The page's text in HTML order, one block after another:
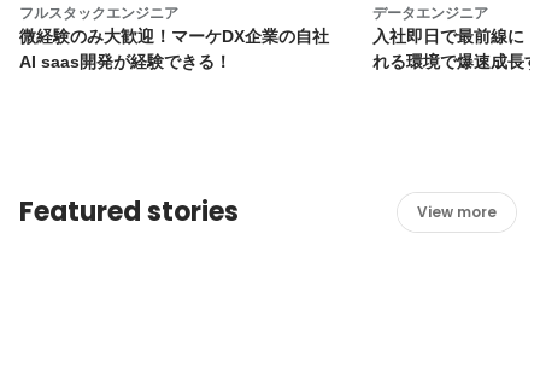
フルスタックエンジニア
微経験のみ大歓迎！マーケDX企業の自社
AI saas開発が経験できる！
データエンジニア
入社即日で最前線に
れる環境で爆速成長
Featured stories View more